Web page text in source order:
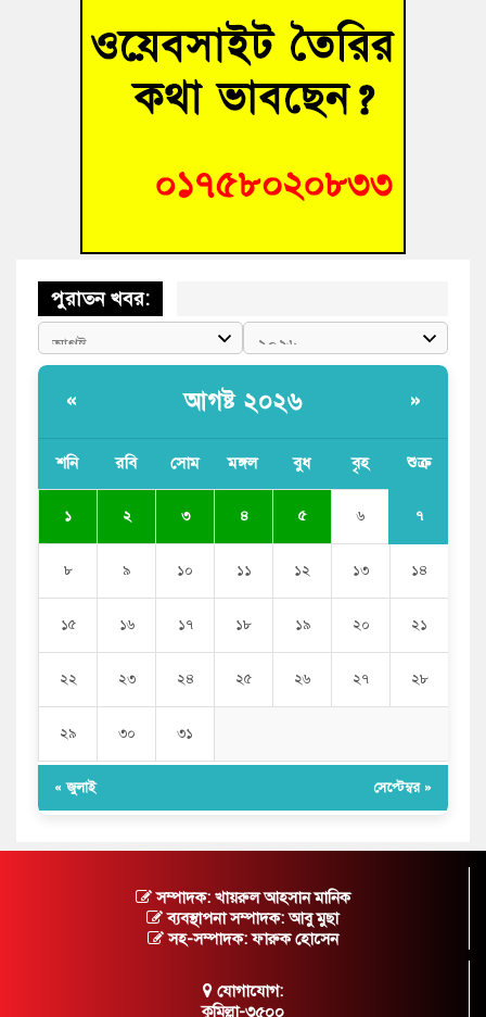
হোমনায় বিধবা নারীর জমি দখল ও জীবননাশের হুমকির অভিযোগ
বুড়িচংয়ে অতিথি পাখির আবাসস্থল সংরক্ষণে প্রশাসনের উদ্যোগ; ৯
বুড়িচংয়ে জুলাই গণঅভ্যুত্থান দিবস উদযাপন উপলক্ষে প্রস্তুতিমূলক
পুরাতন খবর:
« আগষ্ট ২০২৬ »
শনি রবি সোম মঙ্গল বুধ বৃহ শুক্র
১ ২ ৩ ৪ ৫ ৬ ৭
৮ ৯ ১০ ১১ ১২ ১৩ ১৪
১৫ ১৬ ১৭ ১৮ ১৯ ২০ ২১
২২ ২৩ ২৪ ২৫ ২৬ ২৭ ২৮
২৯ ৩০ ৩১
« জুলাই সেপ্টেম্বর »
সম্পাদক: খায়রুল আহসান মানিক
ব্যবস্থাপনা সম্পাদক: আবু মুছা
সহ-সম্পাদক: ফারুক হোসেন
যোগাযোগ:
কুমিল্লা-৩৫০০